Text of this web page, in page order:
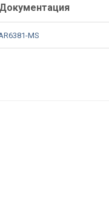
Документация
MS